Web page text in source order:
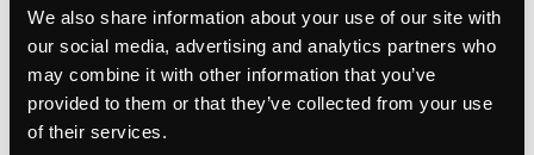
We also share information about your use of our site with
our social media, advertising and analytics partners who
may combine it with other information that you’ve
provided to them or that they’ve collected from your use
of their services.
bereiken.
De verplichte sessies zorgen ervoor dat die cruciale
aanpassingen plaatsvinden. De aanbevolen sessies
helpen je vooruitgang te maximaliseren. De optionele